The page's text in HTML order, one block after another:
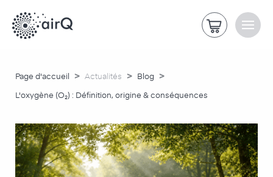
Page d'accueil > Actualités > Blog >
L'oxygène (O₂) : Définition, origine & conséquences